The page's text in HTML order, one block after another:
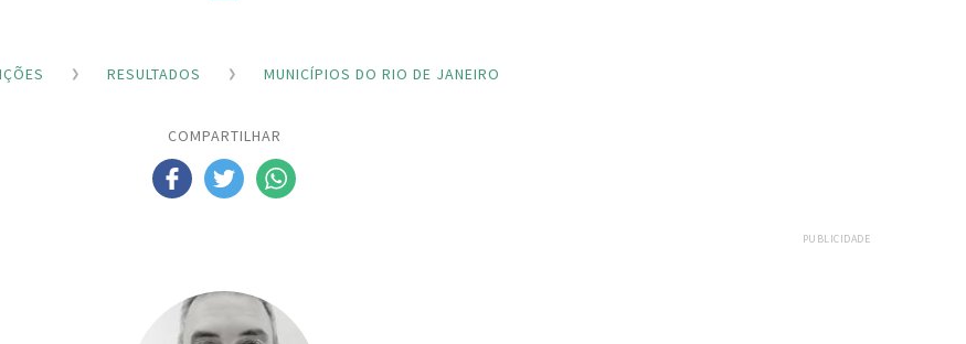
RESULTADOS MUNICÍPIOS DO RIO DE JANEIRO
COMPARTILHAR
PUBLICIDADE